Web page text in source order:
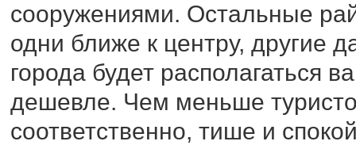
сооружениями. Остальные
одни ближе к центру, другие
города будет располагаться
дешевле. Чем меньше
соответственно, тише и